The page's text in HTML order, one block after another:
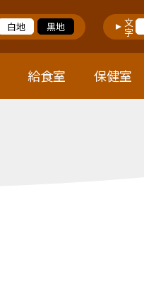
白地 黒地 文字
給食室 保健室